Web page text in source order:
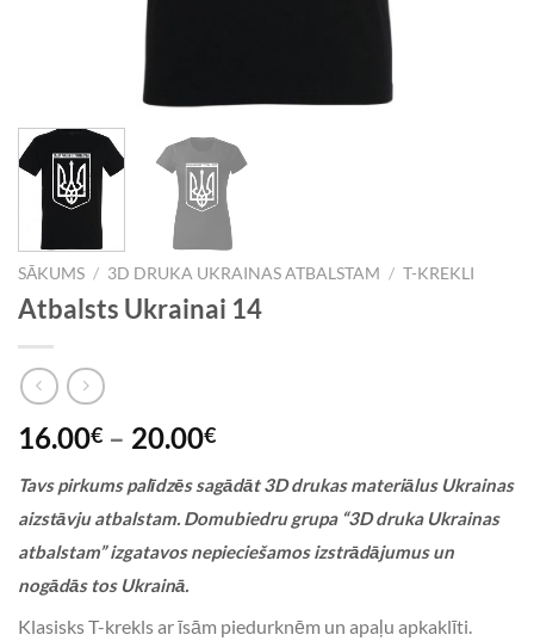
SĀKUMS / 3D DRUKA UKRAINAS ATBALSTAM / T-KREKLI
Atbalsts Ukrainai 14
16.00€ – 20.00€
Tavs pirkums palīdzēs sagādāt 3D drukas materiālus Ukrainas
aizstāvju atbalstam. Domubiedru grupa “3D druka Ukrainas
atbalstam” izgatavos nepieciešamos izstrādājumus un
nogādās tos Ukrainā.
Klasisks T-krekls ar īsām piedurknēm un apaļu apkaklīti.